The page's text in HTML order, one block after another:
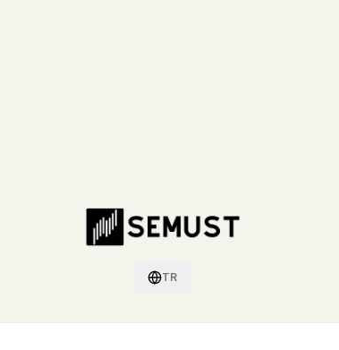
TR
Dil değiştir / Switch language